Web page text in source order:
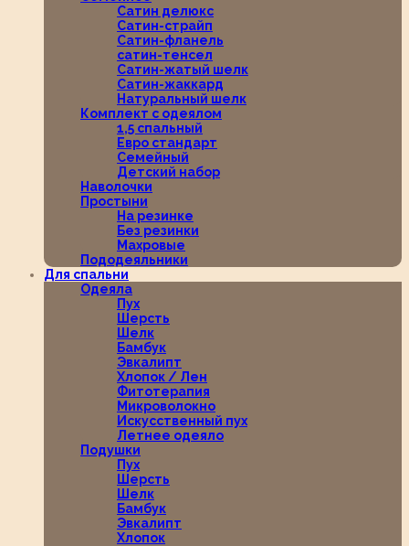
Сатин делюкс
Сатин-страйп
Сатин-фланель
сатин-тенсел
Сатин-жатый шелк
Сатин-жаккард
Натуральный шелк
Комплект с одеялом
1,5 спальный
Евро стандарт
Семейный
Детский набор
Наволочки
Простыни
На резинке
Без резинки
Махровые
Пододеяльники
Для спальни
Одеяла
Пух
Шерсть
Шелк
Бамбук
Эвкалипт
Хлопок / Лен
Фитотерапия
Микроволокно
Искусственный пух
Летнее одеяло
Подушки
Пух
Шерсть
Шелк
Бамбук
Эвкалипт
Хлопок